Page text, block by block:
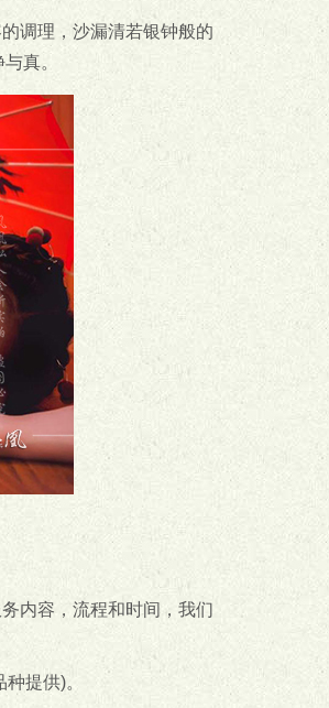
调理，沙漏清若银钟般的
真。
内容，流程和时间，我们
提供)。